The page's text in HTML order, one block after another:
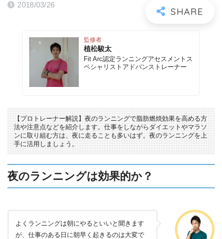
2018/03/26
監修者
植松駿太
Fit Arc認定ランニングアセスメントス
ペシャリストアドバンストレーナー
【プロトレーナー解説】夜のランニングで脂肪燃焼効果を高める方
法や注意点などを紹介します。仕事をしながらダイエットやマラソ
ンに取り組む方は、夜に走ることも多いはず。夜のランニングを上
手に活用しましょう。
夜のランニングは効果的か？
よくランニングは朝にやるといいと聞きます
が、仕事のある日に朝早く起きるのは大変で